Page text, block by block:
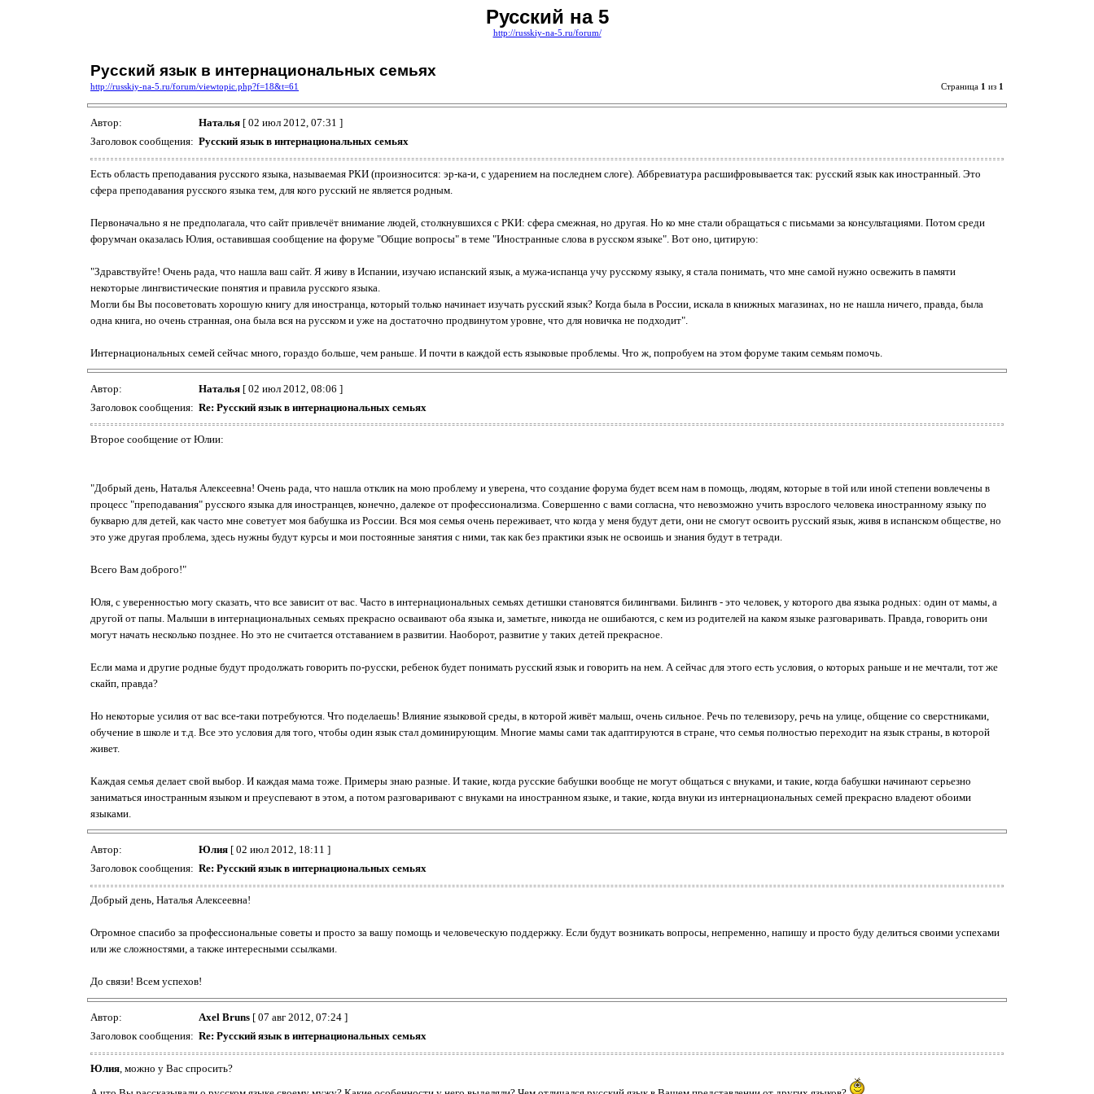
Русский на 5
http://russkiy-na-5.ru/forum/
Русский язык в интернациональных семьях
http://russkiy-na-5.ru/forum/viewtopic.php?f=18&t=61 Страница 1 из 1
Автор: Наталья [ 02 июл 2012, 07:31 ]
Заголовок сообщения: Русский язык в интернациональных семьях
Есть область преподавания русского языка, называемая РКИ (произносится: эр-ка-и, с ударением на последнем слоге). Аббревиатура расшифровывается так: русский язык как иностранный. Это
сфера преподавания русского языка тем, для кого русский не является родным.
Первоначально я не предполагала, что сайт привлечёт внимание людей, столкнувшихся с РКИ: сфера смежная, но другая. Но ко мне стали обращаться с письмами за консультациями. Потом среди
форумчан оказалась Юлия, оставившая сообщение на форуме "Общие вопросы" в теме "Иностранные слова в русском языке". Вот оно, цитирую:
"Здравствуйте! Очень рада, что нашла ваш сайт. Я живу в Испании, изучаю испанский язык, а мужа-испанца учу русскому языку, я стала понимать, что мне самой нужно освежить в памяти
некоторые лингвистические понятия и правила русского языка.
Могли бы Вы посоветовать хорошую книгу для иностранца, который только начинает изучать русский язык? Когда была в России, искала в книжных магазинах, но не нашла ничего, правда, была
одна книга, но очень странная, она была вся на русском и уже на достаточно продвинутом уровне, что для новичка не подходит".
Интернациональных семей сейчас много, гораздо больше, чем раньше. И почти в каждой есть языковые проблемы. Что ж, попробуем на этом форуме таким семьям помочь.
Автор: Наталья [ 02 июл 2012, 08:06 ]
Заголовок сообщения: Re: Русский язык в интернациональных семьях
Второе сообщение от Юлии:
"Добрый день, Наталья Алексеевна! Очень рада, что нашла отклик на мою проблему и уверена, что создание форума будет всем нам в помощь, людям, которые в той или иной степени вовлечены в
процесс "преподавания" русского языка для иностранцев, конечно, далекое от профессионализма. Совершенно с вами согласна, что невозможно учить взрослого человека иностранному языку по
букварю для детей, как часто мне советует моя бабушка из России. Вся моя семья очень переживает, что когда у меня будут дети, они не смогут освоить русский язык, живя в испанском обществе, но
это уже другая проблема, здесь нужны будут курсы и мои постоянные занятия с ними, так как без практики язык не освоишь и знания будут в тетради.
Всего Вам доброго!"
Юля, с уверенностью могу сказать, что все зависит от вас. Часто в интернациональных семьях детишки становятся билингвами. Билингв - это человек, у которого два языка родных: один от мамы, а
другой от папы. Малыши в интернациональных семьях прекрасно осваивают оба языка и, заметьте, никогда не ошибаются, с кем из родителей на каком языке разговаривать. Правда, говорить они
могут начать несколько позднее. Но это не считается отставанием в развитии. Наоборот, развитие у таких детей прекрасное.
Если мама и другие родные будут продолжать говорить по-русски, ребенок будет понимать русский язык и говорить на нем. А сейчас для этого есть условия, о которых раньше и не мечтали, тот же
скайп, правда?
Но некоторые усилия от вас все-таки потребуются. Что поделаешь! Влияние языковой среды, в которой живёт малыш, очень сильное. Речь по телевизору, речь на улице, общение со сверстниками,
обучение в школе и т.д. Все это условия для того, чтобы один язык стал доминирующим. Многие мамы сами так адаптируются в стране, что семья полностью переходит на язык страны, в которой
живет.
Каждая семья делает свой выбор. И каждая мама тоже. Примеры знаю разные. И такие, когда русские бабушки вообще не могут общаться с внуками, и такие, когда бабушки начинают серьезно
заниматься иностранным языком и преуспевают в этом, а потом разговаривают с внуками на иностранном языке, и такие, когда внуки из интернациональных семей прекрасно владеют обоими
языками.
Автор: Юлия [ 02 июл 2012, 18:11 ]
Заголовок сообщения: Re: Русский язык в интернациональных семьях
Добрый день, Наталья Алексеевна!
Огромное спасибо за профессиональные советы и просто за вашу помощь и человеческую поддержку. Если будут возникать вопросы, непременно, напишу и просто буду делиться своими успехами
или же сложностями, а также интересными ссылками.
До связи! Всем успехов!
Автор: Axel Bruns [ 07 авг 2012, 07:24 ]
Заголовок сообщения: Re: Русский язык в интернациональных семьях
Юлия , можно у Вас спросить?